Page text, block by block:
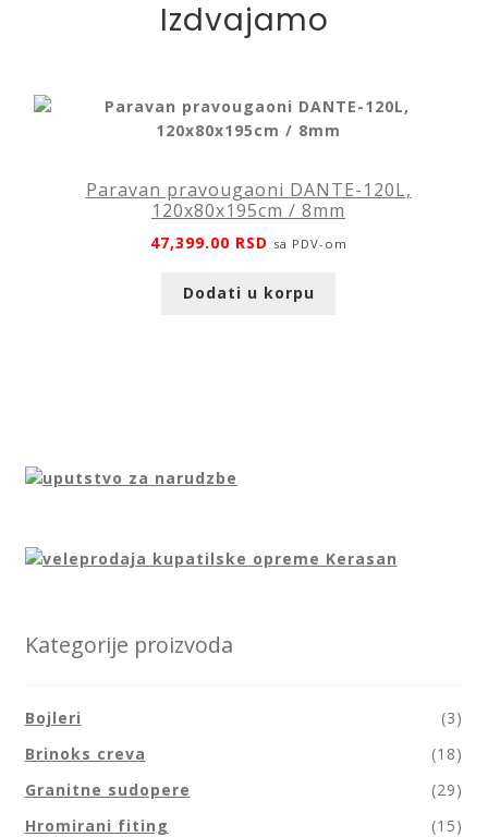
Izdvajamo
Paravan pravougaoni DANTE-120L,
120x80x195cm / 8mm
47,399.00 RSD sa PDV-om
Dodati u korpu
Kategorije proizvoda
Bojleri
(3)
Brinoks creva
(18)
Granitne sudopere
(29)
Hromirani fiting
(15)